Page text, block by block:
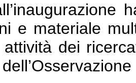
e materiale
dei